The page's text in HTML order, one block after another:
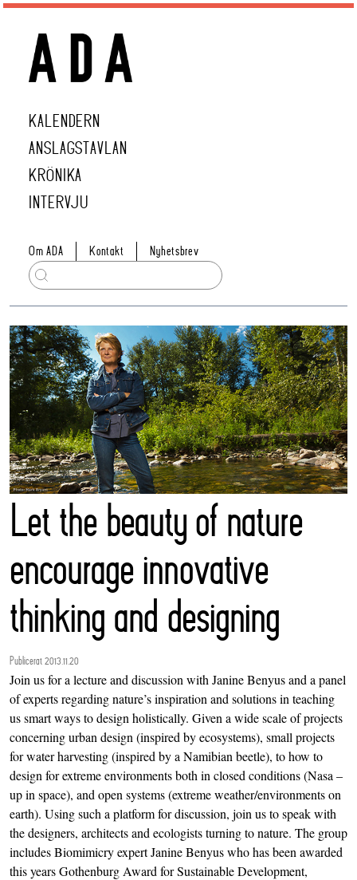
KALENDERN
ANSLAGSTAVLAN
KRÖNIKA
INTERVJU
Om ADA Kontakt Nyhetsbrev
Let the beauty of nature
encourage innovative
thinking and designing
Publicerat 2013.11.20
Join us for a lecture and discussion with Janine Benyus and a panel
of experts regarding nature’s inspiration and solutions in teaching
us smart ways to design holistically. Given a wide scale of projects
concerning urban design (inspired by ecosystems), small projects
for water harvesting (inspired by a Namibian beetle), to how to
design for extreme environments both in closed conditions (Nasa –
up in space), and open systems (extreme weather/environments on
earth). Using such a platform for discussion, join us to speak with
the designers, architects and ecologists turning to nature. The group
includes Biomimicry expert Janine Benyus who has been awarded
this years Gothenburg Award for Sustainable Development,